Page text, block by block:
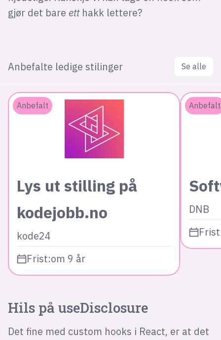
gjør det bare etthakk lettere?
Anbefalte ledige stilinger Se alle
Anbefalt
Lys ut stilling på
kodejobb.no
kode24
Frist:om 9 år
Anbefalt
DNB
Hils på useDisclosure
Det fine med custom hooks i React, er at det